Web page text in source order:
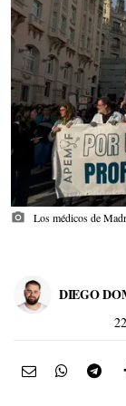
photo_camera
Los médicos de
DIEGO